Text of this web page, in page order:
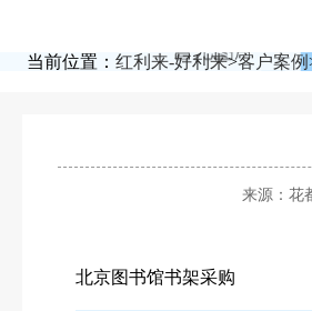
当前位置： 红利来-好利来>客户案例
来源：花
北京图书馆书架采购